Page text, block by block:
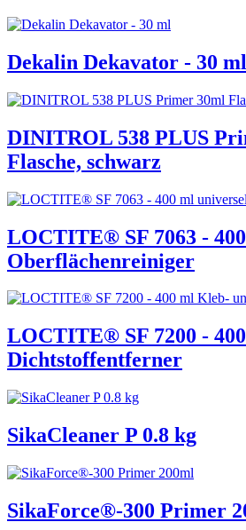
Dekalin Dekavator - 30 ml
DINITROL 538 PLUS
Flasche, schwarz
LOCTITE® SF 7063 -
Oberflächenreiniger
LOCTITE® SF 7200 -
Dichtstoffentferner
SikaCleaner P 0.8 kg
SikaForce®-300 Primer